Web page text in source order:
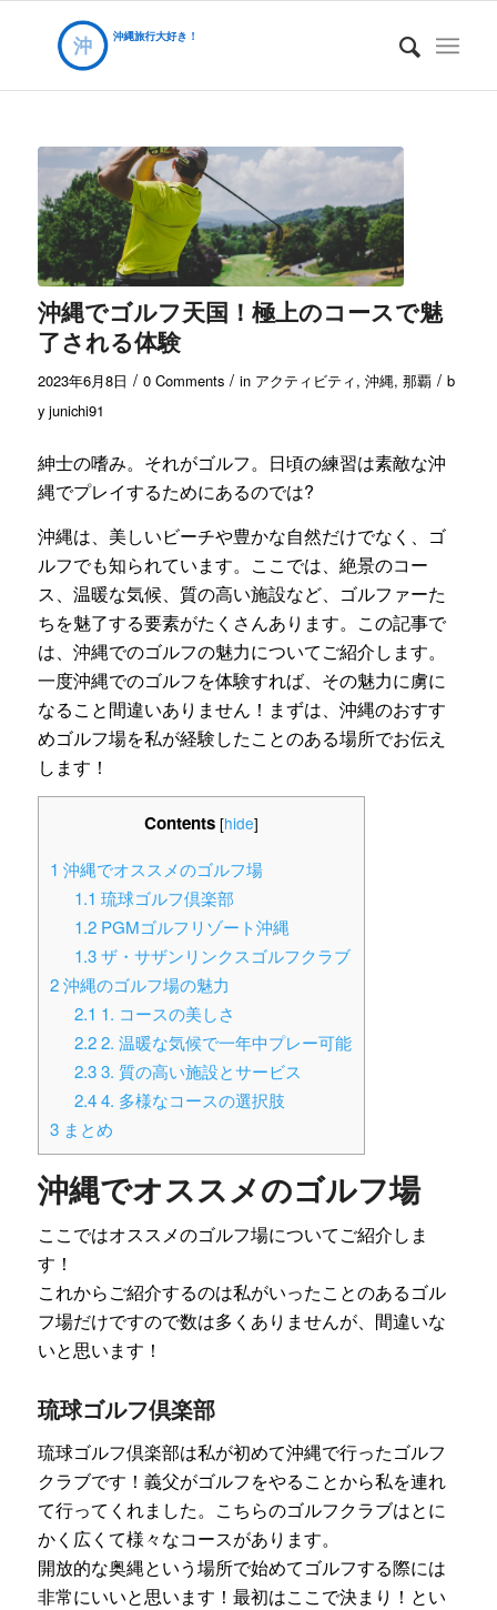
沖縄でゴルフ天国！極上のコースで魅
了される体験
2023年6月8日 / 0 Comments / in アクティビティ, 沖縄, 那覇 / b
y junichi91
紳士の嗜み。それがゴルフ。日頃の練習は素敵な沖
縄でプレイするためにあるのでは?
沖縄は、美しいビーチや豊かな自然だけでなく、ゴ
ルフでも知られています。ここでは、絶景のコー
ス、温暖な気候、質の高い施設など、ゴルファーた
ちを魅了する要素がたくさんあります。この記事で
は、沖縄でのゴルフの魅力についてご紹介します。
一度沖縄でのゴルフを体験すれば、その魅力に虜に
なること間違いありません！まずは、沖縄のおすす
めゴルフ場を私が経験したことのある場所でお伝え
します！
Contents [hide]
1 沖縄でオススメのゴルフ場
1.1 琉球ゴルフ倶楽部
1.2 PGMゴルフリゾート沖縄
1.3ザ・サザンリンクスゴルフクラブ
2沖縄のゴルフ場の魅力
2.1 1. コースの美しさ
2.22. 温暖な気候で一年中プレー可能
2.33. 質の高い施設とサービス
2.44. 多様なコースの選択肢
3まとめ
沖縄でオススメのゴルフ場
ここではオススメのゴルフ場についてご紹介しま
す！
これからご紹介するのは私がいったことのあるゴル
フ場だけですので数は多くありませんが、間違いな
いと思います！
琉球ゴルフ倶楽部
琉球ゴルフ倶楽部は私が初めて沖縄で行ったゴルフ
クラブです！義父がゴルフをやることから私を連れ
て行ってくれました。こちらのゴルフクラブはとに
かく広くて様々なコースがあります。
開放的な奥縄という場所で始めてゴルフする際には
非常にいいと思います！最初はここで決まり！とい